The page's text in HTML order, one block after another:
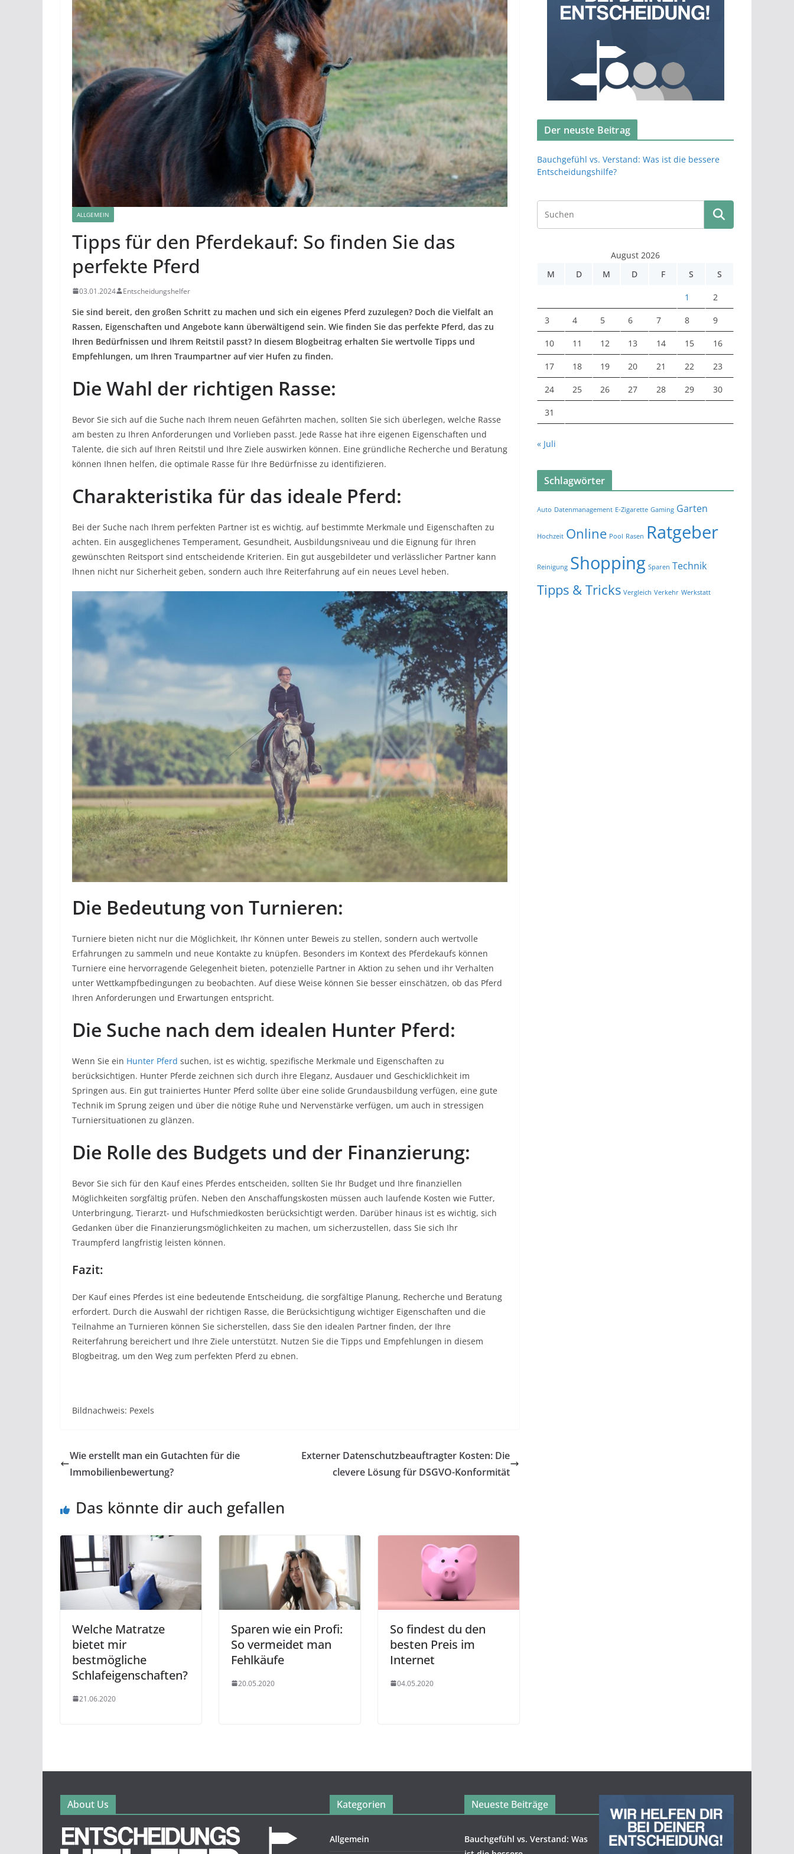
ALLGEMEIN
Tipps für den Pferdekauf: So finden Sie das
perfekte Pferd
03.01.2024 Entscheidungshelfer
Sie sind bereit, den großen Schritt zu machen und sich ein eigenes Pferd zuzulegen? Doch die Vielfalt an
Rassen, Eigenschaften und Angebote kann überwältigend sein. Wie finden Sie das perfekte Pferd, das zu
Ihren Bedürfnissen und Ihrem Reitstil passt? In diesem Blogbeitrag erhalten Sie wertvolle Tipps und
Empfehlungen, um Ihren Traumpartner auf vier Hufen zu finden.
Die Wahl der richtigen Rasse:
Bevor Sie sich auf die Suche nach Ihrem neuen Gefährten machen, sollten Sie sich überlegen, welche Rasse
am besten zu Ihren Anforderungen und Vorlieben passt. Jede Rasse hat ihre eigenen Eigenschaften und
Talente, die sich auf Ihren Reitstil und Ihre Ziele auswirken können. Eine gründliche Recherche und Beratung
können Ihnen helfen, die optimale Rasse für Ihre Bedürfnisse zu identifizieren.
Charakteristika für das ideale Pferd:
Bei der Suche nach Ihrem perfekten Partner ist es wichtig, auf bestimmte Merkmale und Eigenschaften zu
achten. Ein ausgeglichenes Temperament, Gesundheit, Ausbildungsniveau und die Eignung für Ihren
gewünschten Reitsport sind entscheidende Kriterien. Ein gut ausgebildeter und verlässlicher Partner kann
Ihnen nicht nur Sicherheit geben, sondern auch Ihre Reiterfahrung auf ein neues Level heben.
Die Bedeutung von Turnieren:
Turniere bieten nicht nur die Möglichkeit, Ihr Können unter Beweis zu stellen, sondern auch wertvolle
Erfahrungen zu sammeln und neue Kontakte zu knüpfen. Besonders im Kontext des Pferdekaufs können
Turniere eine hervorragende Gelegenheit bieten, potenzielle Partner in Aktion zu sehen und ihr Verhalten
unter Wettkampfbedingungen zu beobachten. Auf diese Weise können Sie besser einschätzen, ob das Pferd
Ihren Anforderungen und Erwartungen entspricht.
Die Suche nach dem idealen Hunter Pferd:
Wenn Sie ein Hunter Pferd suchen, ist es wichtig, spezifische Merkmale und Eigenschaften zu
berücksichtigen. Hunter Pferde zeichnen sich durch ihre Eleganz, Ausdauer und Geschicklichkeit im
Springen aus. Ein gut trainiertes Hunter Pferd sollte über eine solide Grundausbildung verfügen, eine gute
Technik im Sprung zeigen und über die nötige Ruhe und Nervenstärke verfügen, um auch in stressigen
Turniersituationen zu glänzen.
Die Rolle des Budgets und der Finanzierung:
Bevor Sie sich für den Kauf eines Pferdes entscheiden, sollten Sie Ihr Budget und Ihre finanziellen
Möglichkeiten sorgfältig prüfen. Neben den Anschaffungskosten müssen auch laufende Kosten wie Futter,
Unterbringung, Tierarzt- und Hufschmiedkosten berücksichtigt werden. Darüber hinaus ist es wichtig, sich
Gedanken über die Finanzierungsmöglichkeiten zu machen, um sicherzustellen, dass Sie sich Ihr
Traumpferd langfristig leisten können.
Fazit:
Der Kauf eines Pferdes ist eine bedeutende Entscheidung, die sorgfältige Planung, Recherche und Beratung
erfordert. Durch die Auswahl der richtigen Rasse, die Berücksichtigung wichtiger Eigenschaften und die
Teilnahme an Turnieren können Sie sicherstellen, dass Sie den idealen Partner finden, der Ihre
Reiterfahrung bereichert und Ihre Ziele unterstützt. Nutzen Sie die Tipps und Empfehlungen in diesem
Blogbeitrag, um den Weg zum perfekten Pferd zu ebnen.
Bildnachweis: Pexels
Wie erstellt man ein Gutachten für die
Immobilienbewertung?
Externer Datenschutzbeauftragter Kosten: Die
clevere Lösung für DSGVO-Konformität
Das könnte dir auch gefallen
Welche Matratze
bietet mir
bestmögliche
Schlafeigenschaften?
21.06.2020
Sparen wie ein Profi:
So vermeidet man
Fehlkäufe
20.05.2020
So findest du den
besten Preis im
Internet
04.05.2020
Der neuste Beitrag
Bauchgefühl vs. Verstand: Was ist die bessere
Entscheidungshilfe?
August 2026
M
D M D F S S
1 2
3 4 5 6 7 8 9
10 11 12 13 14 15 16
17 18 19 20 21 22 23
24 25 26 27 28 29 30
31
« Juli
Schlagwörter
Auto Datenmanagement E-Zigarette Gaming Garten
Hochzeit Online Pool Rasen Ratgeber
Reinigung Shopping Sparen Technik
Tipps & Tricks Vergleich Verkehr Werkstatt
About Us Kategorien
Allgemein
Neueste Beiträge
Bauchgefühl vs. Verstand: Was